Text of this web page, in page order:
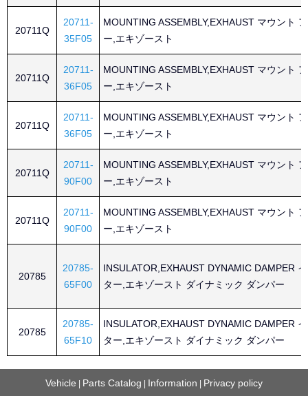
20711Q
20711-
35F05
MOUNTING ASSEMBLY,EXHAUST マウント
ー,エキゾースト
20711Q
20711-
36F05
MOUNTING ASSEMBLY,EXHAUST マウント
ー,エキゾースト
20711Q
20711-
36F05
MOUNTING ASSEMBLY,EXHAUST マウント
ー,エキゾースト
20711Q
20711-
90F00
MOUNTING ASSEMBLY,EXHAUST マウント
ー,エキゾースト
20711Q
20711-
90F00
MOUNTING ASSEMBLY,EXHAUST マウント
ー,エキゾースト
20785
20785-
65F00
INSULATOR,EXHAUST DYNAMIC DAMPER
ター,エキゾースト ダイナミック ダンパー
20785
20785-
65F10
INSULATOR,EXHAUST DYNAMIC DAMPER
ター,エキゾースト ダイナミック ダンパー
Vehicle Parts Catalog Information Privacy policy